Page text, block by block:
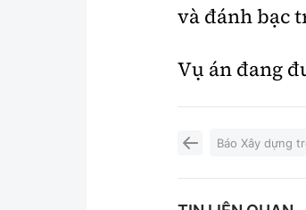
và đánh bạc
Vụ án đang
Báo Xây dựng